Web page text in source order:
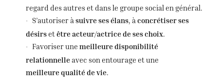
regard des autres et dans le groupe social en général.
· S’autoriser à suivre ses élans, à concrétiser ses
désirs etêtre acteur/actricede ses choix.
· Favoriser une meilleuredisponibilité
relationnelle avec son entourage et une
meilleurequalité de vie.